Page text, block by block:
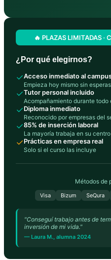
🔥 PLAZAS LIMITADAS ·
¿Por qué elegirnos?
✓Acceso inmediato al
Empieza hoy mismo sin esperas
✓Tutor personal incluido
Acompañamiento durante todo
✓Diploma inmediato
Reconocido por empresas del
✓85% de inserción laboral
La mayoría trabaja en su
✓Prácticas en empresa real
Solo si el curso las incluye
Métodos de
Visa Bizum SeQura
"Conseguí trabajo antes de
inversión de mi vida."
— Laura M., alumna 2024